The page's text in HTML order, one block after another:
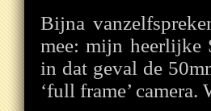
Bijna
mee: mijn heerlijke
in dat geval de
‘full frame’ camera.